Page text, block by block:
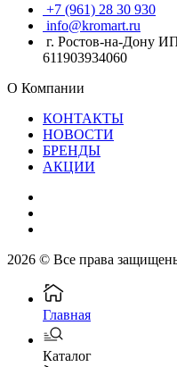
+7 (961) 28 30 930
info@kromart.ru
г. Ростов-на-Дону
611903934060
О Компании
КОНТАКТЫ
НОВОСТИ
БРЕНДЫ
АКЦИИ
2026 © Все права
Главная
Каталог